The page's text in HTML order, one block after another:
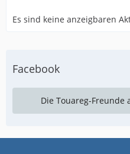
Es sind keine anzeigbaren
Facebook
Die Touareg-Freunde